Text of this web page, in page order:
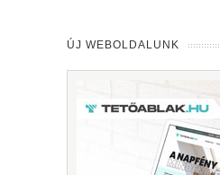
ÚJ WEBOLDALUNK